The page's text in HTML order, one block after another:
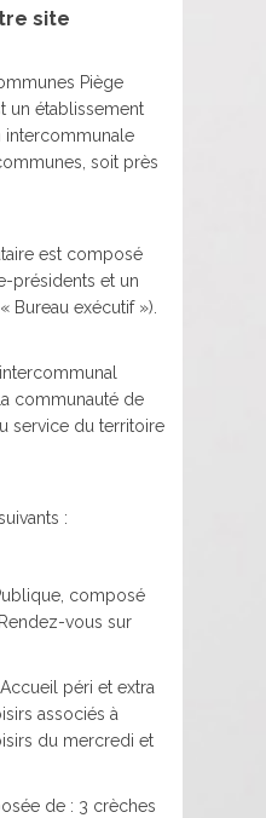
site
Piège
un établissement
soit près
est composé
présidents et un
Bureau exécutif »).
communauté de
service du territoire
:
composé
vous sur
péri et extra
associés à
du mercredi et
de : 3 crèches